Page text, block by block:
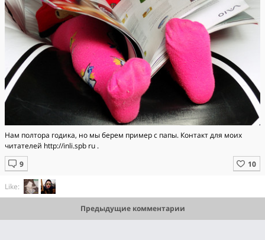
Нам полтора годика, но мы берем пример с папы. Контакт для моих
читателей http://inli.spb ru .
Like:
Предыдущие комментарии